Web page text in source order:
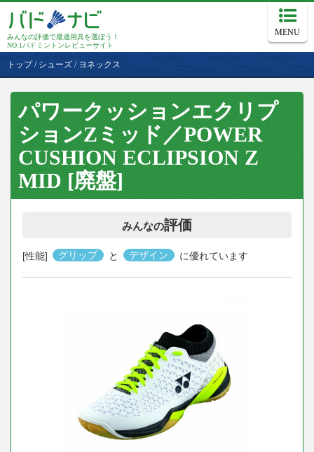
みんなの評価で最適用具を選ぼう！
NO.1バドミントンレビューサイト
MENU
トップ/ シューズ / ヨネックス
パワークッションエクリプ
ションZミッド／POWER
CUSHION ECLIPSION Z
MID [廃盤]
みんなの評価
[性能] グリップ と デザイン に優れています